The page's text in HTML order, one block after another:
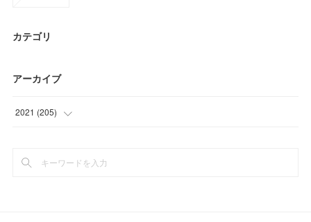
カテゴリ
アーカイブ
2021 (205)
(